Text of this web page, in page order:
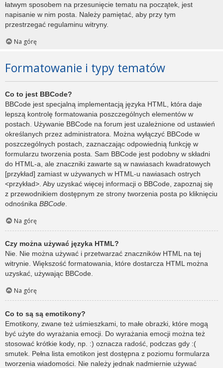
łatwym sposobem na przesunięcie tematu na początek, jest
napisanie w nim posta. Należy pamiętać, aby przy tym
przestrzegać regulaminu witryny.
Na górę
Formatowanie i typy tematów
Co to jest BBCode?
BBCode jest specjalną implementacją języka HTML, która daje
lepszą kontrolę formatowania poszczególnych elementów w
postach. Używanie BBCode na forum jest uzależnione od ustawień
określanych przez administratora. Można wyłączyć BBCode w
poszczególnych postach, zaznaczając odpowiednią funkcję w
formularzu tworzenia posta. Sam BBCode jest podobny w składni
do HTML-a, ale znaczniki zawarte są w nawiasach kwadratowych
[przykład] zamiast w używanych w HTML-u nawiasach ostrych
<przykład>. Aby uzyskać więcej informacji o BBCode, zapoznaj się
z przewodnikiem dostępnym ze strony tworzenia posta po kliknięciu
odnośnika BBCode
Na górę
Czy można używać języka HTML?
Nie. Nie można używać i przetwarzać znaczników HTML na tej
witrynie. Większość formatowania, które dostarcza HTML można
uzyskać, używając BBCode.
Na górę
Co to są są emotikony?
Emotikony, zwane też uśmieszkami, to małe obrazki, które mogą
być użyte do wyrażania emocji. Do wyrażania emocji można też
stosować krótkie kody, np. :) oznacza radość, podczas gdy :(
smutek. Pełna lista emotikon jest dostępna z poziomu formularza
tworzenia wiadomości. Nie należy jednak nadmiernie używać